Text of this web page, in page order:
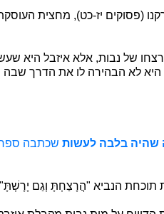
(פסוקים יז-כט), מחצית
של נבות, אלא איזבל היא
היא לא הבהירה לו את הדרך שבה
שהיה בלבה לעשות שכתבה
תוכחת הנביא "הֲרָצַחְתָּ וְגַם